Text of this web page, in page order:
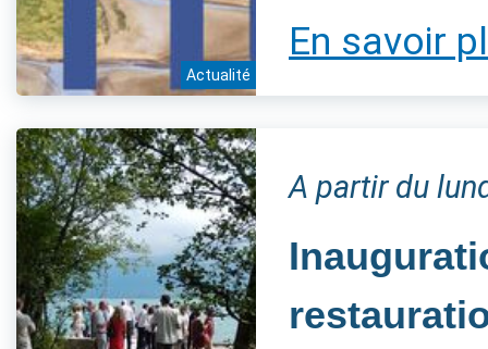
Actualité
En savoir
A partir du